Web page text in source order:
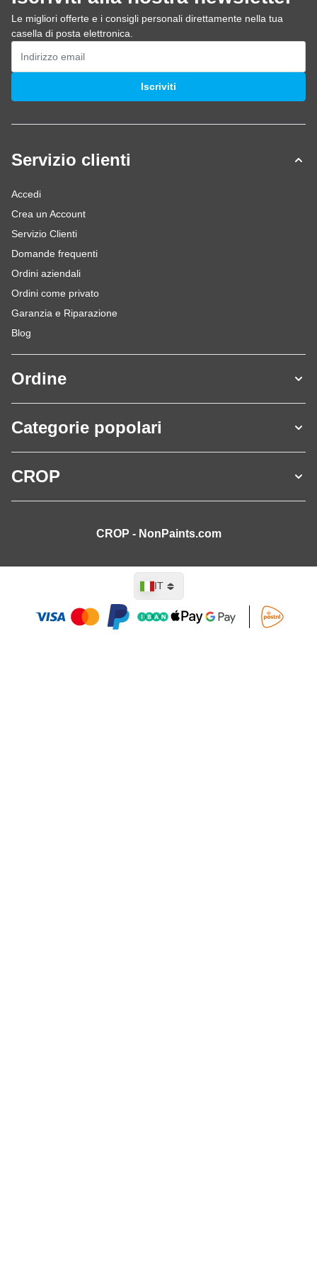
Le migliori offerte e i consigli personali direttamente nella tua
casella di posta elettronica.
Indirizzo email
Iscriviti
Servizio clienti
Accedi
Crea un Account
Servizio Clienti
Domande frequenti
Ordini aziendali
Ordini come privato
Garanzia e Riparazione
Blog
Ordine
Categorie popolari
CROP
CROP - NonPaints.com
Lingua
IT